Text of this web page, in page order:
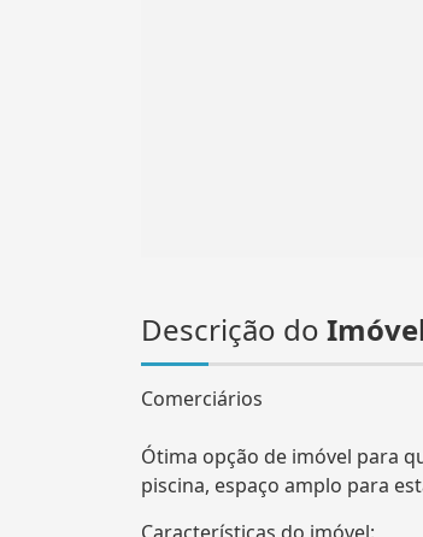
Descrição do
Comerciários
Ótima opção de imóvel para
piscina, espaço amplo para